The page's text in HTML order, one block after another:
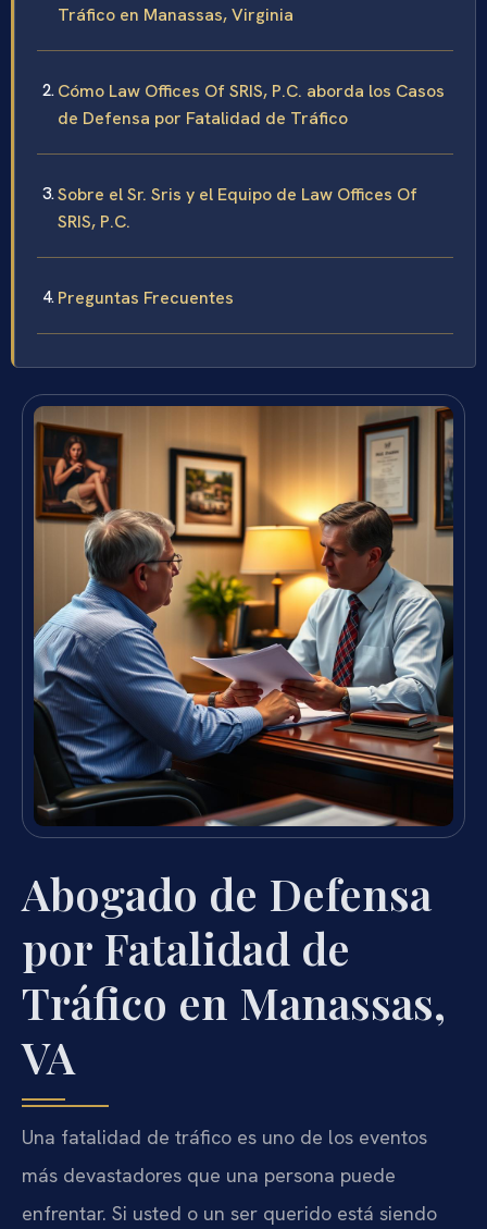
Tráfico en Manassas, Virginia
Cómo Law Offices Of SRIS, P.C. aborda los Casos
de Defensa por Fatalidad de Tráfico
Sobre el Sr. Sris y el Equipo de Law Offices Of
SRIS, P.C.
Preguntas Frecuentes
Abogado de Defensa
por Fatalidad de
Tráfico en Manassas,
VA
Una fatalidad de tráfico es uno de los eventos
más devastadores que una persona puede
enfrentar. Si usted o un ser querido está siendo